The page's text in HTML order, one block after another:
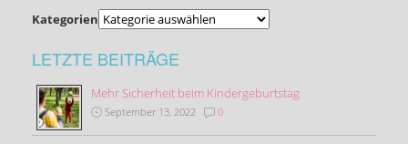
Kategorien
LETZTE BEITRÄGE
Mehr Sicherheit beim Kindergeburtstag
September 13, 2022 0